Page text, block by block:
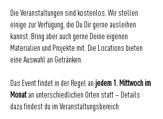
Die Veranstaltungen sind kostenlos. Wir stellen
einige zur Verfügung, die Du Dir gerne ausleihen
kannst. Bring aber auch gerne Deine eigenen
Materialien und Projekte mit. Die Locations bieten
eine Auswahl an Getränken.
Das Event findet in der Regel an jedem 1. Mittwoch im
Monatan unterschiedlichen Orten statt – Details
dazu findest du im Veranstaltungsbereich: